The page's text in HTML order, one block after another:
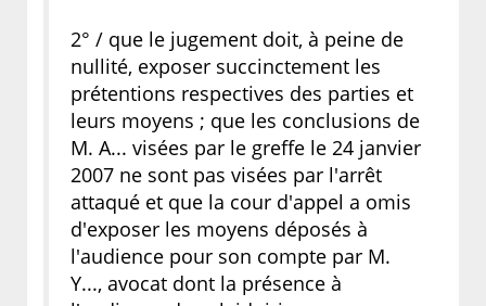
2° / que le jugement doit, à peine de
nullité, exposer succinctement les
prétentions respectives des parties et
leurs moyens ; que les conclusions de
M. A... visées par le greffe le 24 janvier
2007 ne sont pas visées par l'arrêt
attaqué et que la cour d'appel a omis
d'exposer les moyens déposés à
l'audience pour son compte par M.
Y..., avocat dont la présence à